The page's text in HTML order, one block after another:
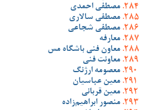
مصطفی احمدی
مصطفی سالاری
مصطفی شجاعی
معارفه
معاون فنی باشگاه مس
معاونت فنی
معصومه ارژنگ
معین عباسیان
معین قربانی
منصور ابراهیم‌زاده